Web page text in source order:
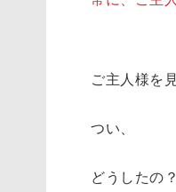
ご主人様を
つい、
どうしたの？